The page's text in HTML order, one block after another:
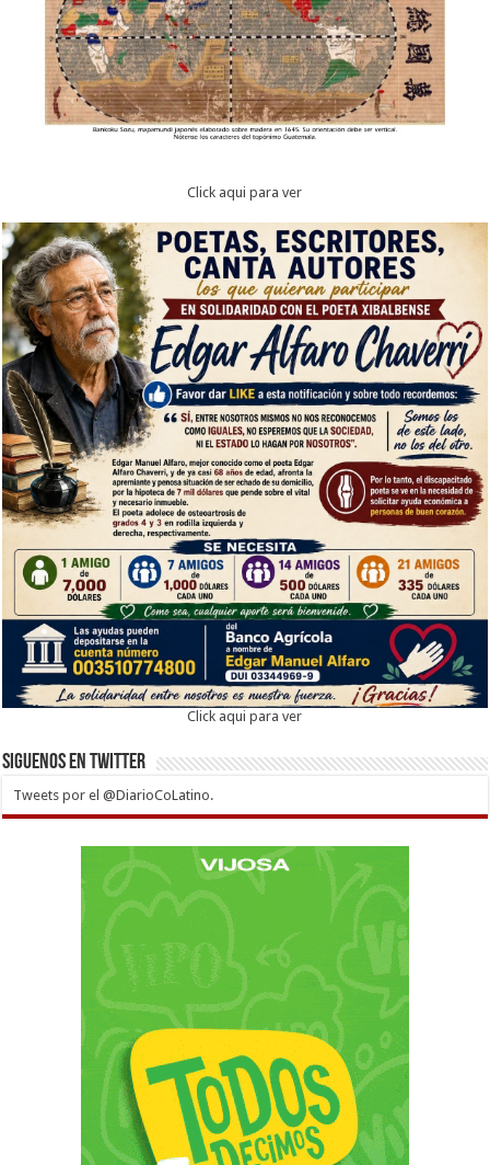
Click aqui para ver
Click aqui para ver
Siguenos en twitter
Tweets por el @DiarioCoLatino.